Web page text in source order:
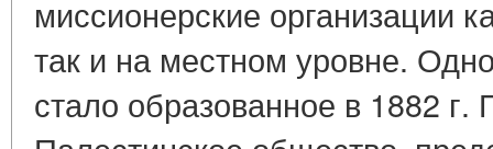
миссионерские организации
так и на местном уровне.
стало образованное в 1882 г.